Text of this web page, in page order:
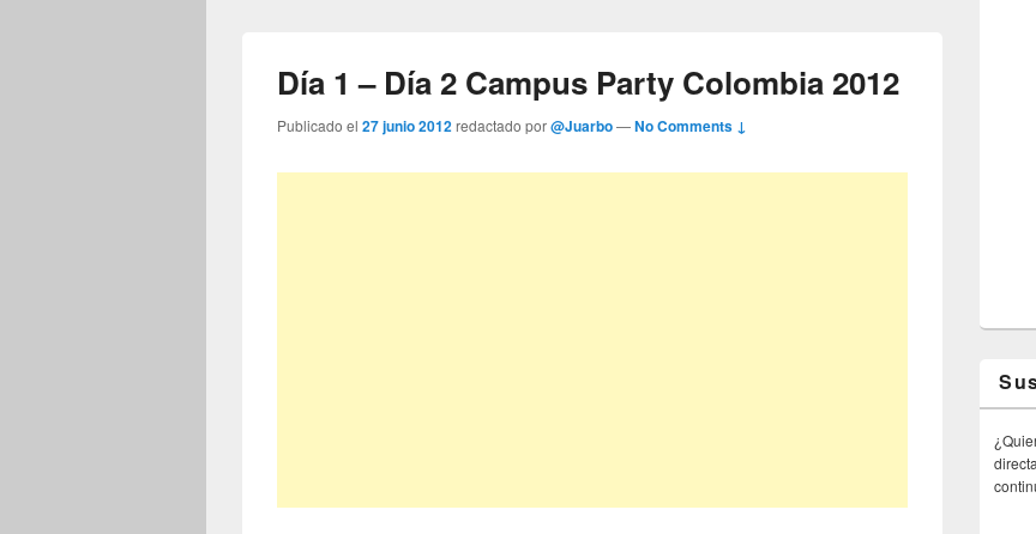
Día 1 – Día 2 Campus Party Colombia 2012
Publicado el27 junio 2012redactado por@Juarbo—No Comments ↓